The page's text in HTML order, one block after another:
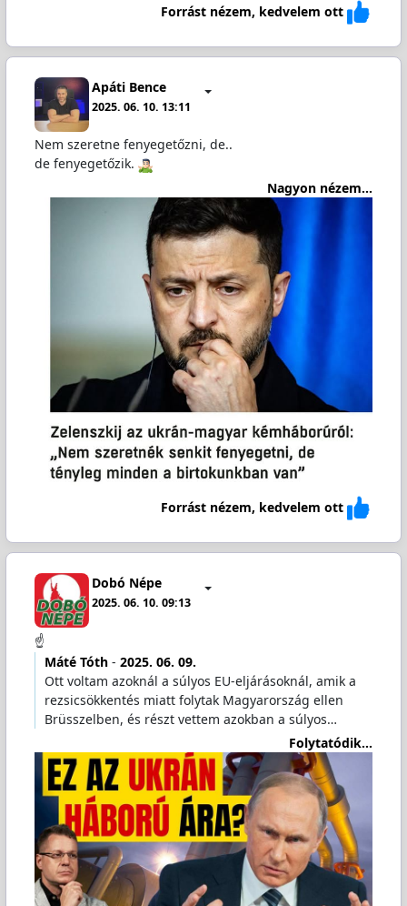
Forrást nézem, kedvelem ott
Apáti Bence
2025. 06. 10. 13:11
Nem szeretne fenyegetőzni, de..
de fenyegetőzik.
Nagyon nézem...
Forrást nézem, kedvelem ott
Dobó Népe
2025. 06. 10. 09:13
☝️
Máté Tóth- 2025. 06. 09.
Ott voltam azoknál a súlyos EU-eljárásoknál, amik a
rezsicsökkentés miatt folytak Magyarország ellen
Brüsszelben, és részt vettem azokban a súlyos…
Folytatódik...